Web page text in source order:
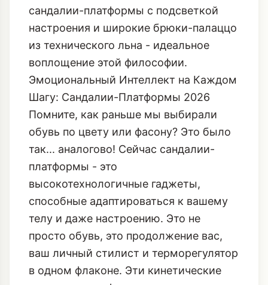
сандалии-платформы с подсветкой
настроения и широкие брюки-палаццо
из технического льна - идеальное
воплощение этой философии.
Эмоциональный Интеллект на Каждом
Шагу: Сандалии-Платформы 2026
Помните, как раньше мы выбирали
обувь по цвету или фасону? Это было
так... аналогово! Сейчас сандалии-
платформы - это
высокотехнологичные гаджеты,
способные адаптироваться к вашему
телу и даже настроению. Это не
просто обувь, это продолжение вас,
ваш личный стилист и терморегулятор
в одном флаконе. Эти кинетические